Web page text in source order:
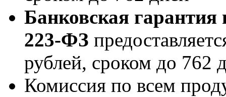
Банковская гарантия
223-ФЗ
рублей, сроком до 762
Комиссия по всем